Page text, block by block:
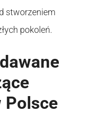
stworzeniem
pokoleń.
Polsce